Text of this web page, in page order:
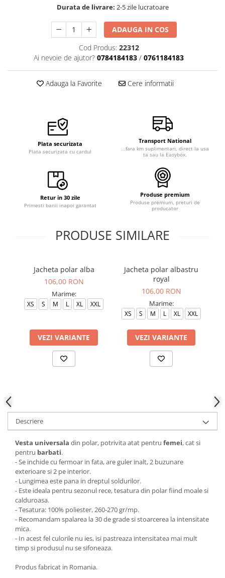
Durata de livrare: 2-5 zile lucratoare
ADAUGA IN COS
Cod Produs: 22312
Ai nevoie de ajutor? 0784184183 / 0761184183
Adauga la Favorite Cere informatii
Plata securizata
Plata securizata cu cardul
Transport National
...fara km suplimentari, direct la usa
ta sau la Easybox.
Retur in 30 zile
Primesti banii inapoi garantat
Produse premium
Produse premium, preturi de
producator
PRODUSE SIMILARE
Jacheta polar alba
106,00 RON
Marime:
XS S M L XL XXL
VEZI VARIANTE
Jacheta polar albastru
royal
106,00 RON
Marime:
XS S M L XL XXL
VEZI VARIANTE
Descriere
Vesta universala din polar, potrivita atat pentru femei, cat si
pentru barbati.
- Se inchide cu fermoar in fata, are guler inalt, 2 buzunare
exterioare si 2 pe interior.
- Lungimea este pana in dreptul soldurilor.
- Este ideala pentru sezonul rece, tesatura din polar fiind moale si
calduroasa.
- Tesatura: 100% poliester, 260-270 gr/mp.
- Recomandam spalarea la 30 de grade si stoarcerea la intensitate
mica.
- In acest fel culorile nu ies, isi pastreaza intensitatea mai mult
timp si produsul nu se sifoneaza.
Produs fabricat in Romania.